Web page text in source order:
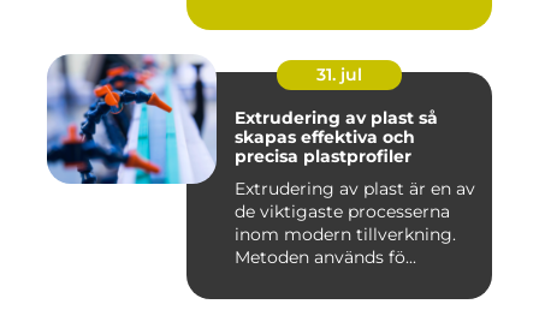
31. jul
Extrudering av plast så
skapas effektiva och
precisa plastprofiler
Extrudering av plast är en av
de viktigaste processerna
inom modern tillverkning.
Metoden används fö...